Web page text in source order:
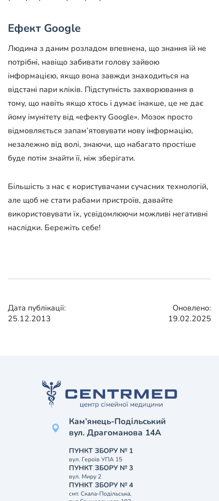
Ефект Google
Людина з даним розладом впевнена, що знання їй не
потрібні, навіщо забивати голову зайвою
інформацією, якщо вона завжди знаходиться на
відстані пари кліків. Підступність захворювання в
тому, що навіть якщо хтось і думає інакше, це не дає
йому імунітету від «ефекту Google». Мозок просто
відмовляється запам’ятовувати нову інформацію,
незалежно від волі, знаючи, що набагато простіше
буде потім знайти її, ніж зберігати.
Більшість з нас є користувачами сучасних технологій,
але щоб не стати рабами пристроїв, давайте
використовувати їх, усвідомлюючи можливі негативні
наслідки. Бережіть себе!
Дата публікації:
25.12.2013
Оновлено:
19.02.2025
Кам’янець-Подільський
вул. Драгоманова 14А
ПУНКТ ЗБОРУ № 1
вул. Героїв УПА 15
ПУНКТ ЗБОРУ № 3
вул. Миру 2
ПУНКТ ЗБОРУ № 4
смт. Скала-Подільська,